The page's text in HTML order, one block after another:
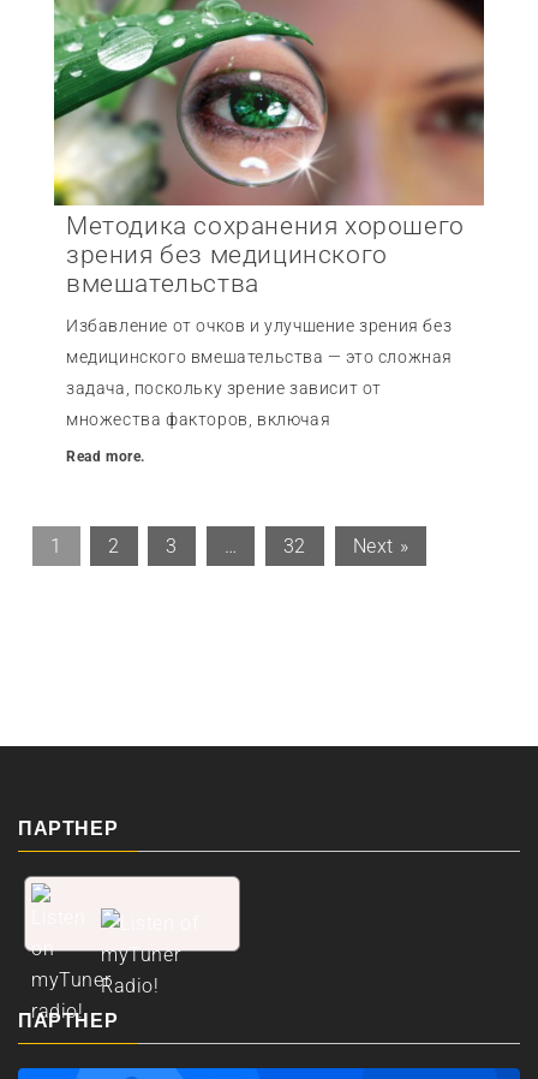
Методика сохранения хорошего
зрения без медицинского
вмешательства
Избавление от очков и улучшение зрения без
медицинского вмешательства — это сложная
задача, поскольку зрение зависит от
множества факторов, включая
Read more.
1 2 3 … 32 Next »
ПАРТНЕР
ПАРТНЕР